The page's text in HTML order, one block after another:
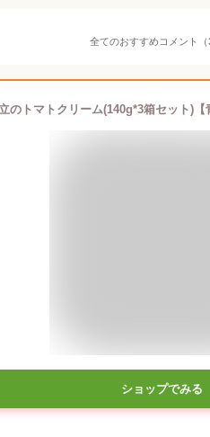
全てのおすすめコメント（
ショップでみる